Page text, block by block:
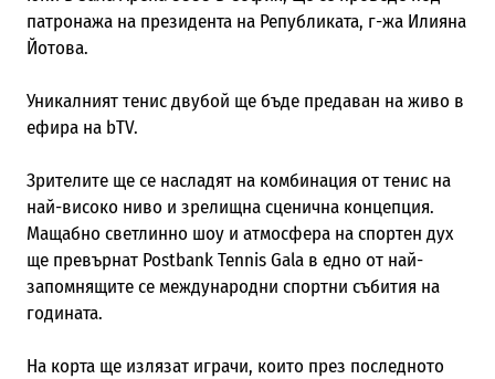
патронажа на президента на Републиката, г-жа Илияна
Йотова.
Уникалният тенис двубой ще бъде предаван на живо в
ефира на bTV.
Зрителите ще се насладят на комбинация от тенис на
най-високо ниво и зрелищна сценична концепция.
Мащабно светлинно шоу и атмосфера на спортен дух
ще превърнат Postbank Tennis Gala в едно от най-
запомнящите се международни спортни събития на
годината.
На корта ще излязат играчи, които през последното